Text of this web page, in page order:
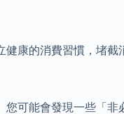
康的消費習慣，堵截
可能會發現一些「